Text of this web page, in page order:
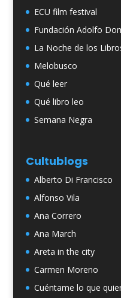
ECU film festival
Fundación Adolfo
La Noche de los
Melobusco
Qué leer
Qué libro leo
Semana Negra
Cultublogs
Alberto Di Francisco
Alfonso Vila
Ana Correro
Ana March
Areta in the city
Carmen Moreno
Cuéntame lo que